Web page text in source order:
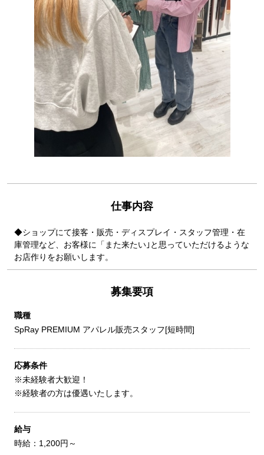
仕事内容
◆ショップにて接客・販売・ディスプレイ・スタッフ管理・在
庫管理など、お客様に「また来たい｣と思っていただけるような
お店作りをお願いします。
募集要項
職種
SpRay PREMIUM アパレル販売スタッフ[短時間]
応募条件
※未経験者大歓迎！
※経験者の方は優遇いたします。
給与
時給：1,200円～